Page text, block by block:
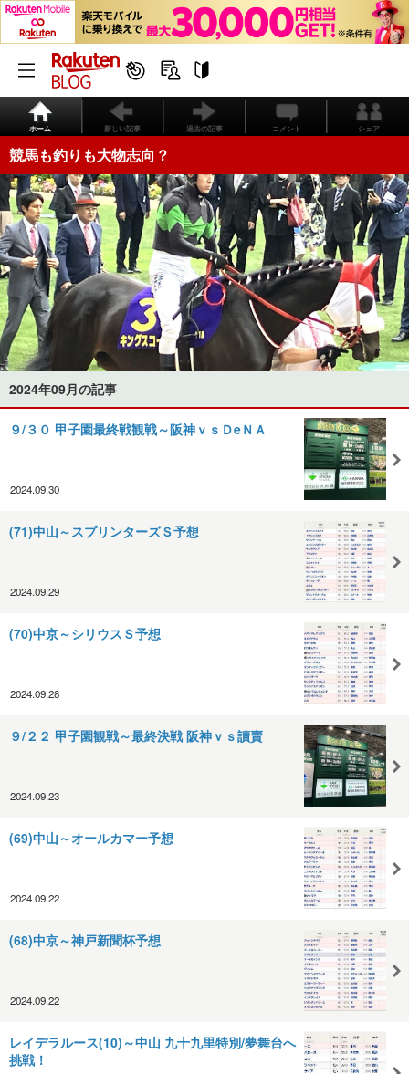
ホーム 新しい記事 過去の記事 コメント シェア
競馬も釣りも大物志向？
2024年09月の記事
９/３０ 甲子園最終戦観戦～阪神ｖｓＤeＮＡ
2024.09.30
(71)中山～スプリンターズＳ予想
2024.09.29
(70)中京～シリウスＳ予想
2024.09.28
９/２２ 甲子園観戦～最終決戦 阪神ｖｓ讀賣
2024.09.23
(69)中山～オールカマー予想
2024.09.22
(68)中京～神戸新聞杯予想
2024.09.22
レイデラルース(10)～中山 九十九里特別/夢舞台へ
挑戦！